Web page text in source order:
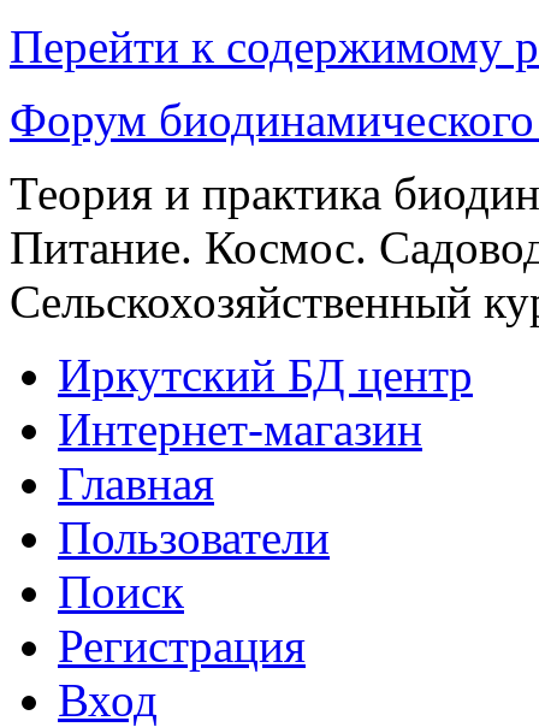
Перейти к содержимому
Форум биодинамического
Теория и практика
Питание. Космос.
Сельскохозяйственный
Иркутский БД центр
Интернет-магазин
Главная
Пользователи
Поиск
Регистрация
Вход